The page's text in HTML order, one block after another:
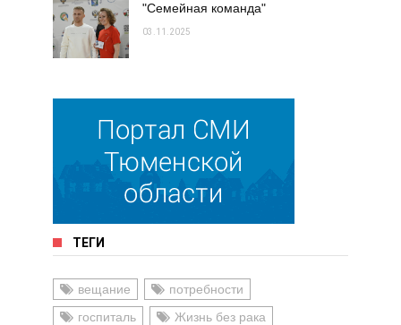
"Семейная команда"
03.11.2025
ТЕГИ
вещание
потребности
госпиталь
Жизнь без рака